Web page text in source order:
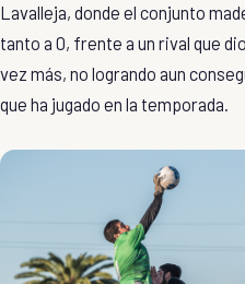
Lavalleja, donde el conjunto
tanto a 0, frente a un rival que
vez más, no logrando aun
que ha jugado en la temporada.